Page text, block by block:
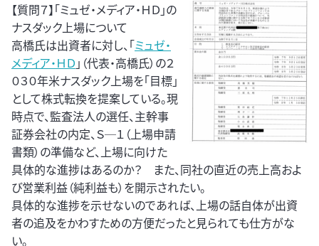
【質問７】「ミュゼ・メディア・ＨＤ」の
ナスダック上場について
高橋氏は出資者に対し、「ミュゼ・
メディア・ＨＤ 」（代表・高橋氏）の２
０３０年米ナスダック上場を「目標」
として株式転換を提案している。現
時点で、監査法人の選任、主幹事
証券会社の内定、Ｓ─１（上場申請
書類）の準備など、上場に向けた
具体的な進捗はあるのか？ また、同社の直近の売上高およ
び営業利益（純利益も）を開示されたい。
具体的な進捗を示せないのであれば、上場の話自体が出資
者の追及をかわすための方便だったと見られても仕方がな
い。